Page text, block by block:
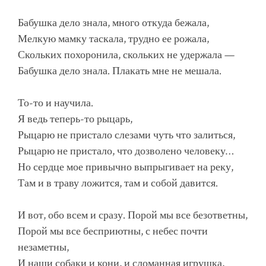
Бабушка дело знала, много откуда бежала,
Мелкую мамку таскала, трудно ее рожала,
Скольких похоронила, скольких не удержала —
Бабушка дело знала. Плакать мне не мешала.
То-то и научила.
Я ведь теперь-то рыцарь,
Рыцарю не пристало слезами чуть что залиться,
Рыцарю не пристало, что дозволено человеку…
Но сердце мое привычно выпрыгивает на реку,
Там и в траву ложится, там и собой давится.
И вот, обо всем и сразу. Порой мы все безответны,
Порой мы все бесприютны, с небес почти
незаметны,